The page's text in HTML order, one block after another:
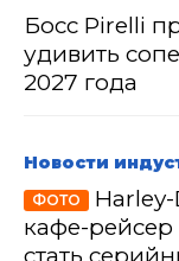
Босс Pirelli
удивить
2027 года
Новости
ФОТО
кафе-